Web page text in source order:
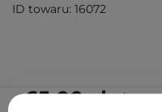
65,00 zł /szt.
ID towaru: 16072